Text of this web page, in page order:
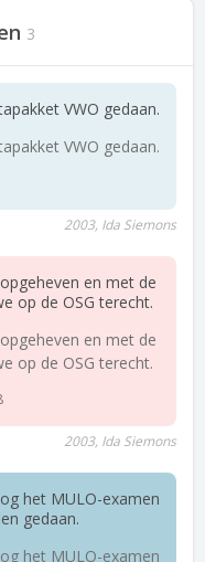
3
VWO gedaan.
VWO gedaan.
2003, Ida Siemons
en met de
op de OSG terecht.
en met de
op de OSG terecht.
2003, Ida Siemons
het MULO-examen
gedaan.
het MULO-examen